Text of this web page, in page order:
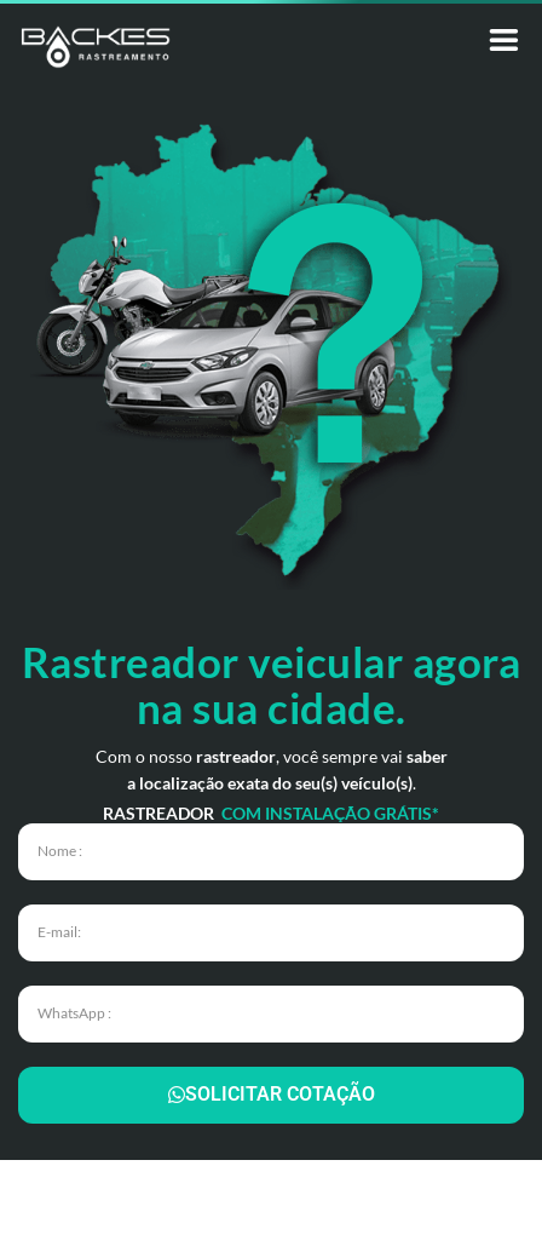
Rastreador veicular agora
na sua cidade.
Com o nosso rastreador, você sempre vai saber
a localização exata do seu(s) veículo(s).
RASTREADOR COM INSTALAÇÃO GRÁTIS*
SOLICITAR COTAÇÃO